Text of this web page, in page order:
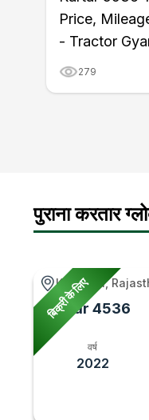
Price,
- Tractor
279
पुराना करतार
बिक्री के लिए
Kapasan,
Kartar 4536
वर्ष
2022